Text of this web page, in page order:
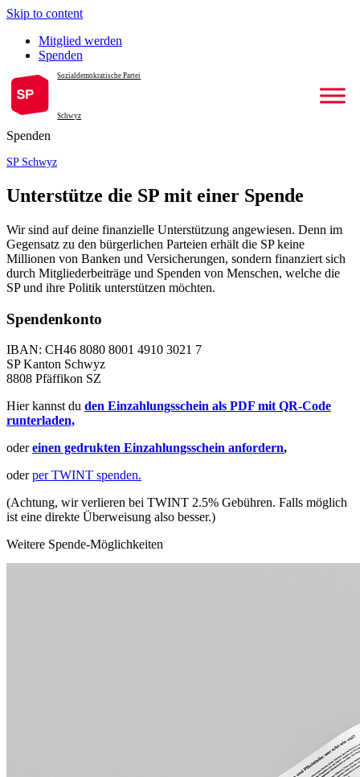
Skip to content
Mitglied werden
Spenden
Sozialdemokratische Partei
Schwyz
Spenden
SP Schwyz
Unterstütze die SP mit einer Spende
Wir sind auf deine finanzielle Unterstützung angewiesen. Denn im
Gegensatz zu den bürgerlichen Parteien erhält die SP keine
Millionen von Banken und Versicherungen, sondern finanziert sich
durch Mitgliederbeiträge und Spenden von Menschen, welche die
SP und ihre Politik unterstützen möchten.
Spendenkonto
IBAN: CH46 8080 8001 4910 3021 7
SP Kanton Schwyz
8808 Pfäffikon SZ
Hier kannst du den Einzahlungsschein als PDF mit QR-Code
runterladen,
odereinen gedrukten Einzahlungsschein anfordern,
oderper TWINT spenden.
(Achtung, wir verlieren bei TWINT 2.5% Gebühren. Falls möglich
ist eine direkte Überweisung also besser.)
Weitere Spende-Möglichkeiten